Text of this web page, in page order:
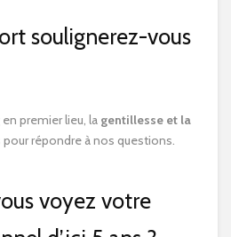
soulignerez-vous
en premier lieu, la gentillesse et la
répondre à nos questions.
voyez votre